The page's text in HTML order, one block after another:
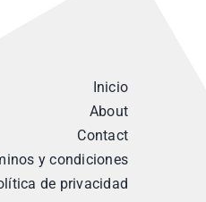
Inicio
About
Contact
y condiciones
de privacidad